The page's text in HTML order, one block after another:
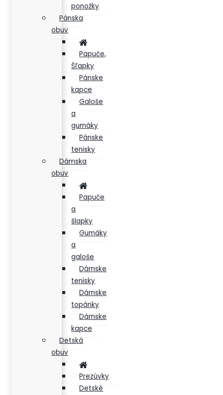
ponožky
Pánska
obuv
Papuče,
Šľapky
Pánske
kapce
Galoše
a
gumáky
Pánske
tenisky
Dámska
obuv
Papuče
a
šlapky
Gumáky
a
galoše
Dámske
tenisky
Dámske
topánky
Dámske
kapce
Detská
obuv
Prezúvky
Detské